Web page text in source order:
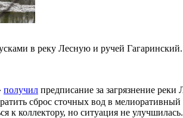
в реку Лесную и ручей Гагаринский.
получил предписание за загрязнение
сброс сточных вод в
коллектору, но ситуация не улучшилась.